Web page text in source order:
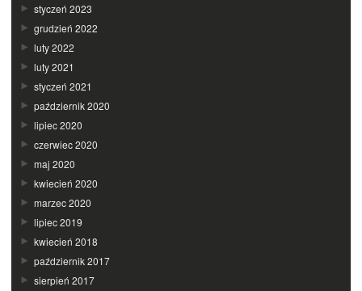
styczeń 2023
grudzień 2022
luty 2022
luty 2021
styczeń 2021
październik 2020
lipiec 2020
czerwiec 2020
maj 2020
kwiecień 2020
marzec 2020
lipiec 2019
kwiecień 2018
październik 2017
sierpień 2017